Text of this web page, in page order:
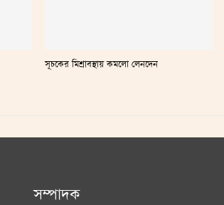
সূচকের মিশ্রাবস্থায় কমলো লেনদেন
সম্পাদক